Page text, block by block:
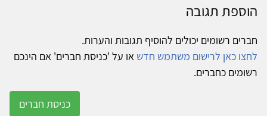
הוספת תגובה
חברים רשומים יכולים להוסיף תגובות והערות.
לחצו כאן לרישום משתמש חדש או על 'כניסת חברים' אם הינכם
רשומים כחברים.
כניסת חברים